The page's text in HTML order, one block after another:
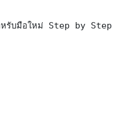
รับมือใหม่ Step by